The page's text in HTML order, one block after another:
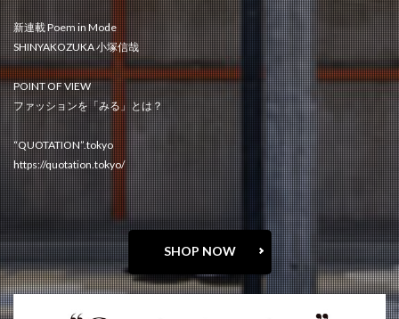
新連載 Poem in Mode
SHINYAKOZUKA 小塚信哉
POINT OF VIEW
ファッションを「みる」とは？
“QUOTATION”.tokyo
https://quotation.tokyo/
SHOP NOW